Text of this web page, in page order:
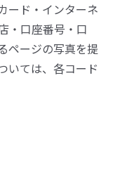
ード・インターネ
・口座番号・口
ページの写真を提
いては、各コード